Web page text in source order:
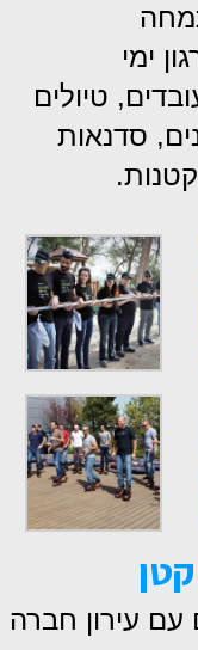
ימי
טיולים
סדנאות
עם עירון חברה